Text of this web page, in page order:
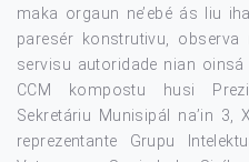
maka orgaun ne’ebé ás liu
paresér konstrutivu,
servisu autoridade nian oinsá
CCM kompostu husi
Sekretáriu Munisipál na’in 3,
reprezentante Grupu